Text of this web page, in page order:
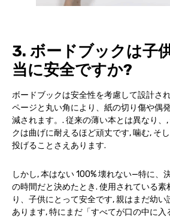
3. ボードブックは子
当に安全ですか?
ボードブックは安全性を考慮して設計さ
ページと丸い角により、紙の切り傷や偶
減されます。. 従来の薄い本とは異なり、
クは曲げに耐えるほど頑丈です, 噛む, そ
投げることさえあります.
しかし, 本はない 100% 壊れない—特に、
の時間だと決めたとき. 使用されている素
り、子供にとって安全です, 親はまだ幼
あります, 特にまだ「すべてが口の中に入